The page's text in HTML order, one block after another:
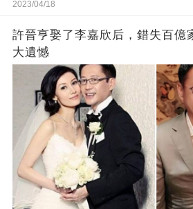
2023/04/18
許晉亨娶了李嘉欣后，錯失百億
大遺憾